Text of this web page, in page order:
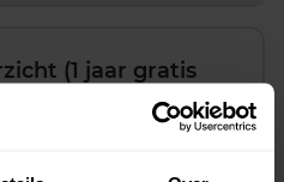
(1 jaar gratis